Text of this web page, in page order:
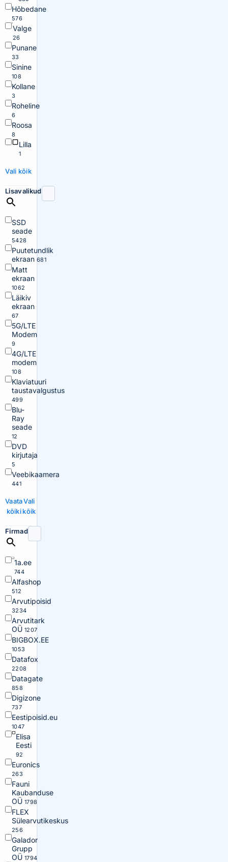
Hõbedane
576
Valge
26
Punane
33
Sinine
108
Kollane
3
Roheline
6
Roosa
8
Lilla
1
Vali kõik
Lisavalikud
SSD
seade
5428
Puutetundlik
ekraan 681
Matt
ekraan
1062
Läikiv
ekraan
67
5G/LTE
Modem
9
4G/LTE
modem
108
Klaviatuuri
taustavalgustus
499
Blu-
Ray
seade
12
DVD
kirjutaja
5
Veebikaamera
441
Vaata
kõiki
Vali
kõik
Firmad
1a.ee
744
Alfashop
512
Arvutipoisid
3234
Arvutitark
OÜ 1207
BIGBOX.EE
1053
Datafox
2208
Datagate
858
Digizone
737
Eestipoisid.eu
1047
Elisa
Eesti
92
Euronics
263
Fauni
Kaubanduse
OÜ 1798
FLEX
Sülearvutikeskus
256
Galador
Grupp
OÜ 1794